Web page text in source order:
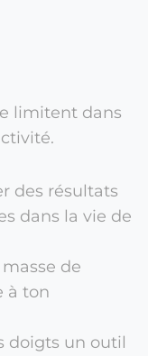
limitent dans
des résultats
dans la vie de
de
à ton
doigts un outil